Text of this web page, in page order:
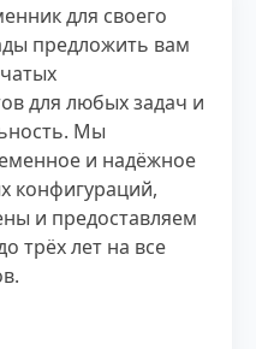
для своего
предложить вам
для любых задач и
Мы
и надёжное
конфигураций,
и предоставляем
трёх лет на все